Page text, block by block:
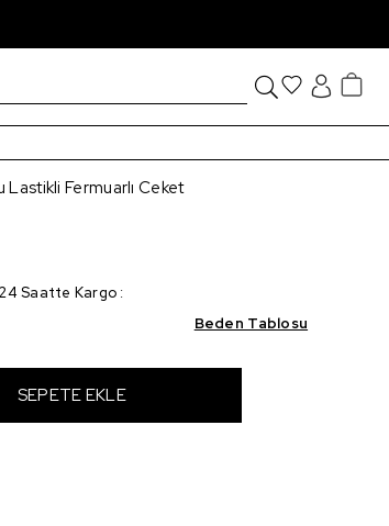
Lastikli Fermuarlı Ceket
24 Saatte Kargo :
Beden Tablosu